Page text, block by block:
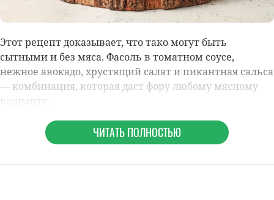
Этот рецепт доказывает, что тако могут быть
сытными и без мяса. Фасоль в томатном соусе,
нежное авокадо, хрустящий салат и пикантная сальса
— комбинация, которая даст фору любому мясному
ЧИТАТЬ ПОЛНОСТЬЮ